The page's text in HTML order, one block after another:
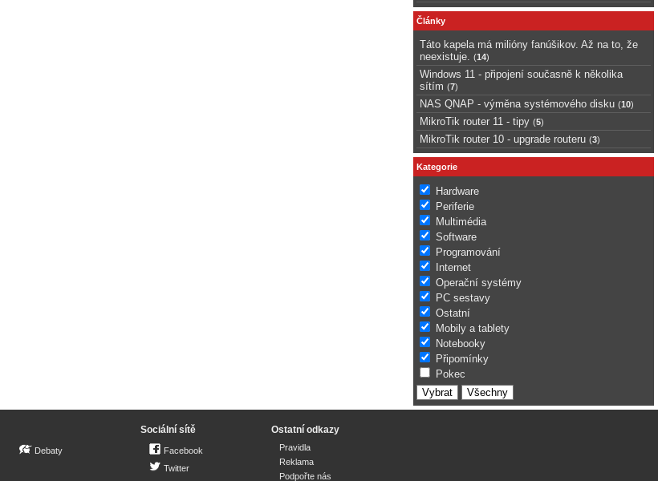
Články
Táto kapela má milióny fanúšikov. Až na to, že
neexistuje.
(14)
Windows 11 - připojení současně k několika
sítím (7)
NAS QNAP - výměna systémového disku (10)
MikroTik router 11 - tipy (5)
MikroTik router 10 - upgrade routeru (3)
Kategorie
Hardware
Periferie
Multimédia
Software
Programování
Internet
Operační systémy
PC sestavy
Ostatní
Mobily a tablety
Notebooky
Připomínky
Pokec
Debaty
Sociální sítě
Facebook
Twitter
Ostatní odkazy
Pravidla
Reklama
Podpořte nás